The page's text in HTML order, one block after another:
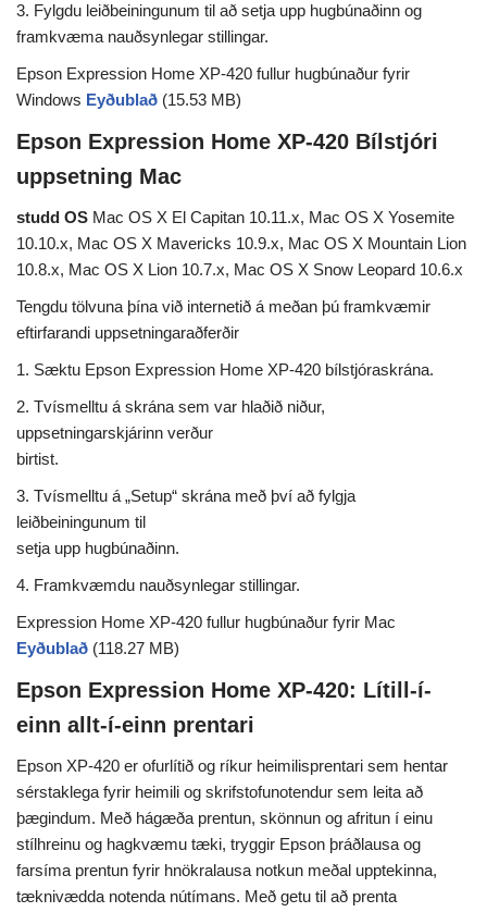
3. Fylgdu leiðbeiningunum til að setja upp hugbúnaðinn og
framkvæma nauðsynlegar stillingar.
Epson Expression Home XP-420 fullur hugbúnaður fyrir
Windows Eyðublað (15.53 MB)
Epson Expression Home XP-420 Bílstjóri
uppsetning Mac
studd OS Mac OS X El Capitan 10.11.x, Mac OS X Yosemite
10.10.x, Mac OS X Mavericks 10.9.x, Mac OS X Mountain Lion
10.8.x, Mac OS X Lion 10.7.x, Mac OS X Snow Leopard 10.6.x
Tengdu tölvuna þína við internetið á meðan þú framkvæmir
eftirfarandi uppsetningaraðferðir
1. Sæktu Epson Expression Home XP-420 bílstjóraskrána.
2. Tvísmelltu á skrána sem var hlaðið niður,
uppsetningarskjárinn verður
birtist.
3. Tvísmelltu á „Setup“ skrána með því að fylgja
leiðbeiningunum til
setja upp hugbúnaðinn.
4. Framkvæmdu nauðsynlegar stillingar.
Expression Home XP-420 fullur hugbúnaður fyrir Mac
Eyðublað (118.27 MB)
Epson Expression Home XP-420: Lítill-í-
einn allt-í-einn prentari
Epson XP-420 er ofurlítið og ríkur heimilisprentari sem hentar
sérstaklega fyrir heimili og skrifstofunotendur sem leita að
þægindum. Með hágæða prentun, skönnun og afritun í einu
stílhreinu og hagkvæmu tæki, tryggir Epson þráðlausa og
farsíma prentun fyrir hnökralausa notkun meðal upptekinna,
tæknivædda notenda nútímans. Með getu til að prenta